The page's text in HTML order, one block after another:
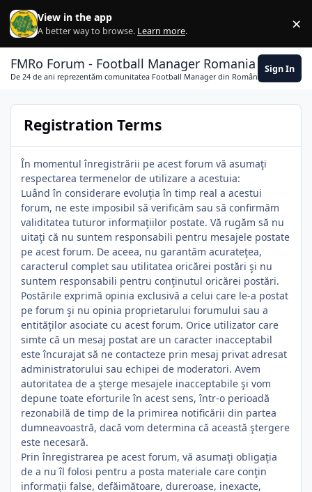
Skip to content
View in the app
A better way to browse. Learn more. ×
FMRo Forum - Football Manager Romania
De 24 de ani reprezentăm comunitatea Football Manager din România
Sign In
Registration Terms
În momentul înregistrării pe acest forum vă asumaţi
respectarea termenelor de utilizare a acestuia:
Luând în considerare evoluţia în timp real a acestui
forum, ne este imposibil să verificăm sau să confirmăm
validitatea tuturor informaţiilor postate. Vă rugăm să nu
uitaţi că nu suntem responsabili pentru mesajele postate
pe acest forum. De aceea, nu garantăm acurateţea,
caracterul complet sau utilitatea oricărei postări şi nu
suntem responsabili pentru conţinutul oricărei postări.
Postările exprimă opinia exclusivă a celui care le-a postat
pe forum şi nu opinia proprietarului forumului sau a
entităţilor asociate cu acest forum. Orice utilizator care
simte că un mesaj postat are un caracter inacceptabil
este încurajat să ne contacteze prin mesaj privat adresat
administratorului sau echipei de moderatori. Avem
autoritatea de a şterge mesajele inacceptabile şi vom
depune toate eforturile în acest sens, într-o perioadă
rezonabilă de timp de la primirea notificării din partea
dumneavoastră, dacă vom determina că această ştergere
este necesară.
Prin înregistrarea pe acest forum, vă asumaţi obligaţia
de a nu îl folosi pentru a posta materiale care conţin
informaţii false, defăimătoare, dureroase, inexacte,